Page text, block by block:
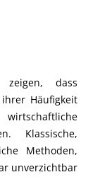
zeigen, dass
Häufigkeit
Klassische,
Methoden,
unverzichtbar